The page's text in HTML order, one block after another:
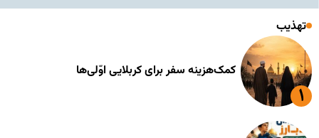
تهذیب
کمک‌هزینه سفر برای کربلایی اوّلی‌ها